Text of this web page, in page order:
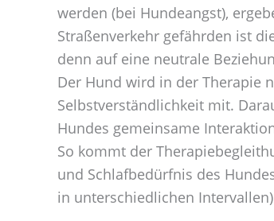
werden (bei Hundeangst),
Straßenverkehr gefährden ist
denn auf eine neutrale
Der Hund wird in der Therapie
Selbstverständlichkeit mit.
Hundes gemeinsame
So kommt der
und Schlafbedürfnis des
in unterschiedlichen